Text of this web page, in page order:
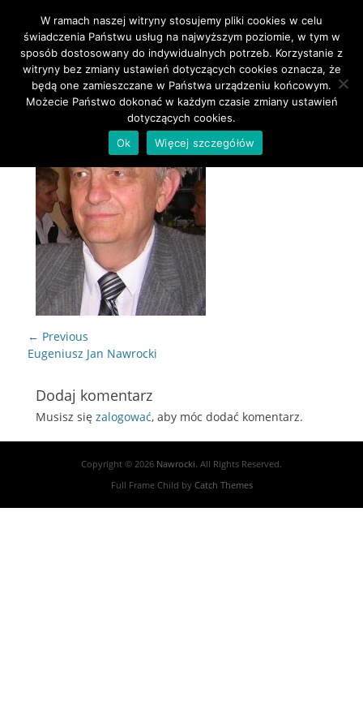
Primary Menu
Skip
to
content
Nawigacja
wpisu
← Previous
Previous
Eugeniusz Jan Nawrocki
Dodaj komentarz
Musisz się zalogować, aby móc dodać komentarz.
Copyright © 2026 Nawrocki. All Rights Reserved.
Full Frame Child by Catch Themes
W ramach naszej witryny stosujemy pliki cookies w celu
świadczenia Państwu usług na najwyższym poziomie, w tym w
sposób dostosowany do indywidualnych potrzeb. Korzystanie z
witryny bez zmiany ustawień dotyczących cookies oznacza, że
będą one zamieszczane w Państwa urządzeniu końcowym.
Możecie Państwo dokonać w każdym czasie zmiany ustawień
dotyczących cookies.
Ok
Więcej szczegółów